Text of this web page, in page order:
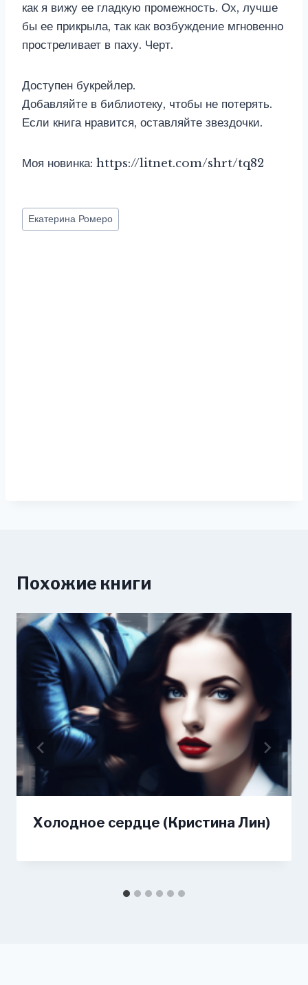
как я вижу ее гладкую промежность. Ох, лучше
бы ее прикрыла, так как возбуждение мгновенно
простреливает в паху. Черт.
Доступен букрейлер.
Добавляйте в библиотеку, чтобы не потерять.
Если книга нравится, оставляйте звездочки.
Моя новинка: https://litnet.com/shrt/tq82
Метки
записи:
Екатерина Ромеро
Похожие книги
Холодное сердце (Кристина Лин)